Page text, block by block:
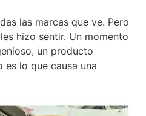
las marcas que ve. Pero
hizo sentir. Un momento
un producto
es lo que causa una